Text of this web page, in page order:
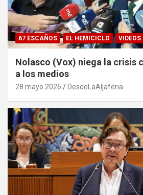
67 ESCAÑOS EL HEMICICLO VIDEOS
Nolasco (Vox) niega la crisis
a los medios
28 mayo 2026 DesdeLaAljaferia